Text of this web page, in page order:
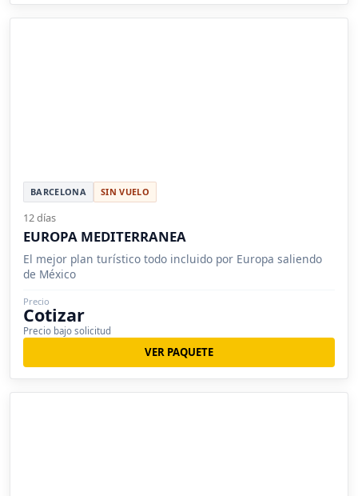
BARCELONA SIN VUELO
12 días
EUROPA MEDITERRANEA
El mejor plan turístico todo incluido por Europa saliendo
de México
Precio
Cotizar
Precio bajo solicitud
VER PAQUETE